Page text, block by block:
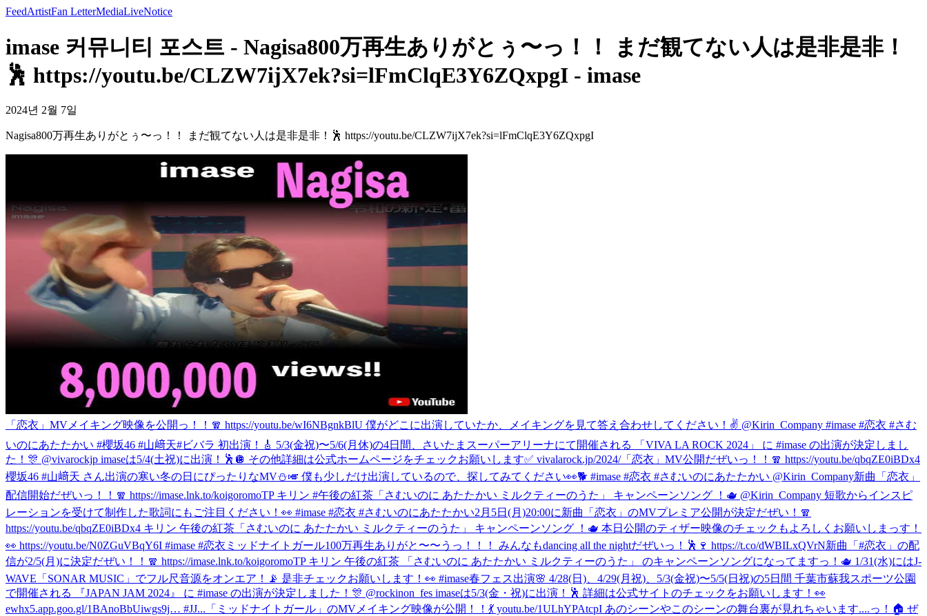
FeedArtistFan LetterMediaLiveNotice
imase 커뮤니티 포스트 - Nagisa800万再生ありがとぅ〜っ！！ まだ観てない人は是非是非！
🕺 https://youtu.be/CLZW7ijX7ek?si=lFmClqE3Y6ZQxpgI - imase
2024년 2월 7일
Nagisa800万再生ありがとぅ〜っ！！ まだ観てない人は是非是非！🕺 https://youtu.be/CLZW7ijX7ek?si=lFmClqE3Y6ZQxpgI
「恋衣」MVメイキング映像を公開っ！！🧣 https://youtu.be/wI6NBgnkBlU 僕がどこに出演していたか、メイキングを見て答え合わせしてください！✌️ @Kirin_Company #imase #恋衣 #さむ
いのにあたたかい #櫻坂46 #山﨑天#ビバラ 初出演！🎸 5/3(金祝)〜5/6(月休)の4日間、さいたまスーパーアリーナにて開催される 「VIVA LA ROCK 2024」 に #imase の出演が決定しまし
た！🎊 @vivarockjp imaseは5/4(土祝)に出演！🕺🪩 その他詳細は公式ホームページをチェックお願いします✅ vivalarock.jp/2024/「恋衣」MV公開だぜいっ！！🧣 https://youtu.be/qbqZE0iBDx4
櫻坂46 #山﨑天 さん出演の寒い冬の日にぴったりなMV⛄️🎺 僕も少しだけ出演しているので、探してみてください👀🐕 #imase #恋衣 #さむいのにあたたかい @Kirin_Company新曲「恋衣」
配信開始だぜいっ！！🧣 https://imase.lnk.to/koigoromoTP キリン #午後の紅茶「さむいのに あたたかい ミルクティーのうた」 キャンペーンソング ！🫖 @Kirin_Company 短歌からインスピ
レーションを受けて制作した歌詞にもご注目ください！👀 #imase #恋衣 #さむいのにあたたかい2月5日(月)20:00に新曲「恋衣」のMVプレミア公開が決定だぜい！🧣
https://youtu.be/qbqZE0iBDx4 キリン 午後の紅茶「さむいのに あたたかい ミルクティーのうた」 キャンペーンソング ！🫖 本日公開のティザー映像のチェックもよろしくお願いしまっす！
👀 https://youtu.be/N0ZGuVBqY6I #imase #恋衣 ミッドナイトガール100万再生ありがと〜〜うっ！！！ みんなもdancing all the nightだぜいっ！🕺🍷 https://t.co/dWBILxQVrN新曲「#恋衣」の配
信が2/5(月)に決定だぜい！！🧣 https://imase.lnk.to/koigoromoTP キリン 午後の紅茶 「さむいのに あたたかい ミルクティーのうた」 のキャンペーンソングになってますっ！🫖 1/31(水)にはJ-
WAVE「SONAR MUSIC」でフル尺音源をオンエア！📡 是非チェックお願いします！👀 #imase春フェス出演🌸 4/28(日)、4/29(月祝)、5/3(金祝)〜5/5(日祝)の5日間 千葉市蘇我スポーツ公園
で開催される 『JAPAN JAM 2024』 に #imase の出演が決定しました！🎊 @rockinon_fes imaseは5/3(金・祝)に出演！🕺 詳細は公式サイトのチェックをお願いします！👀
ewhx5.app.goo.gl/1BAnoBbUiwgs9j… #JJ... 「ミッドナイトガール」のMVメイキング映像が公開！！💃 youtu.be/1ULhYPAtcpI あのシーンやこのシーンの舞台裏が見れちゃいます....っ！🏠 ぜ